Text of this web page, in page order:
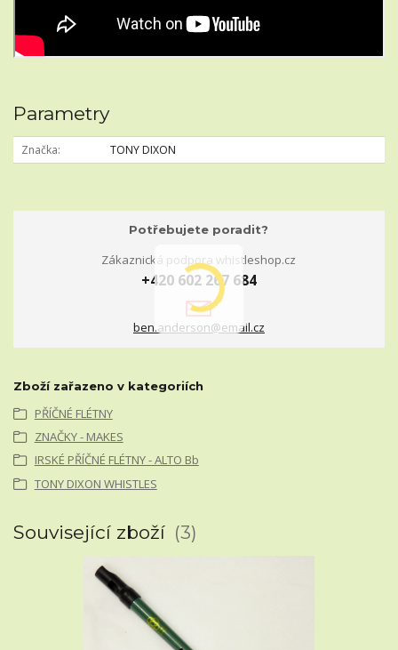
Parametry
Značka TONY DIXON
Potřebujete poradit?
Zákaznická podpora whistleshop.cz
+420 602 267 684
ben.anderson@email.cz
Zboží zařazeno v kategoriích
PŘÍČNÉ FLÉTNY
ZNAČKY - MAKES
IRSKÉ PŘÍČNÉ FLÉTNY - ALTO Bb
TONY DIXON WHISTLES
Související zboží 3